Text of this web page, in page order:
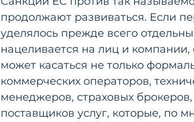
продолжают развиваться. Если
уделялось прежде всего
нацеливается на лиц и
может касаться не только
коммерческих операторов,
менеджеров, страховых
поставщиков услуг, которые, по